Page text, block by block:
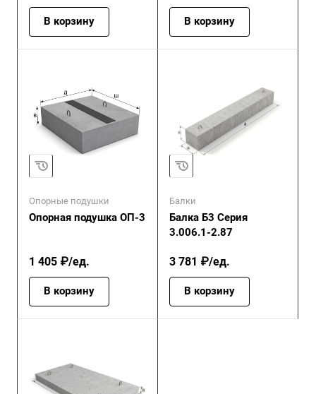
В корзину В корзину
Опорные подушки
Опорная подушка ОП-3
1 405 ₽/ед.
В корзину
Балки
Балка Б3 Серия
3.006.1-2.87
3 781 ₽/ед.
В корзину